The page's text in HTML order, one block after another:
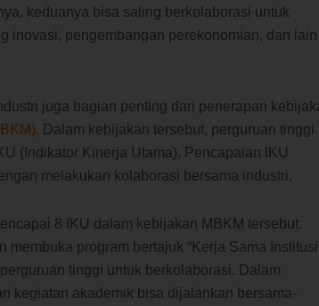
keduanya bisa saling berkolaborasi untuk
inovasi, pengembangan perekonomian, dan lain
juga bagian penting dari penerapan
. Dalam kebijakan tersebut, perguruan tinggi
(Indikator Kinerja Utama). Pencapaian IKU
melakukan kolaborasi bersama industri.
8 IKU dalam kebijakan MBKM tersebut.
membuka program bertajuk “Kerja Sama
tinggi untuk berkolaborasi. Dalam
kegiatan akademik bisa dijalankan bersama-